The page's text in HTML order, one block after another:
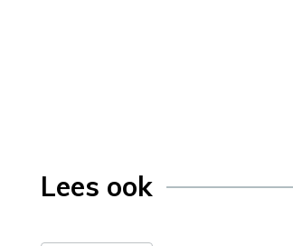
Lees ook